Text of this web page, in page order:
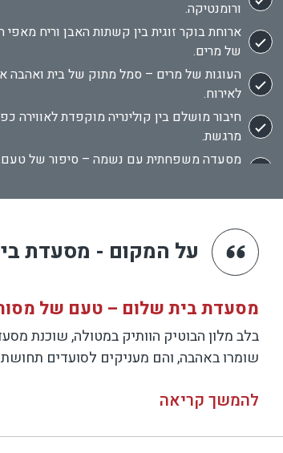
ורומנטיקה.
ארוחת בוקר זוגית בין קשתות האבן וריח מאפי
של מרים.
העוגות של מרים – סמל מתוק של בית ואהבה
לאירוח.
חיבור מושלם בין קולינריה מוקפדת לאווירה
מרגשת.
מסעדה משפחתית עם נשמה – סיפור של
על המקום - מסעדת
מסעדת בית שלום – טעם של
שומרו באהבה, והם מעניקים לסועדים
האולם מעוטר בפריטי אמנות ובתמונות
להמשך קריאה